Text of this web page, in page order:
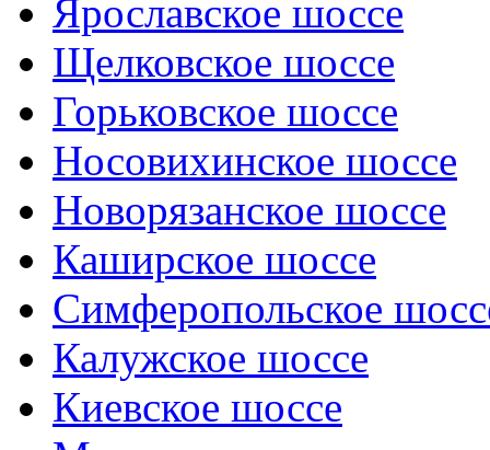
Ярославское шоссе
Щелковское шоссе
Горьковское шоссе
Носовихинское шоссе
Новорязанское шоссе
Каширское шоссе
Симферопольское
Калужское шоссе
Киевское шоссе